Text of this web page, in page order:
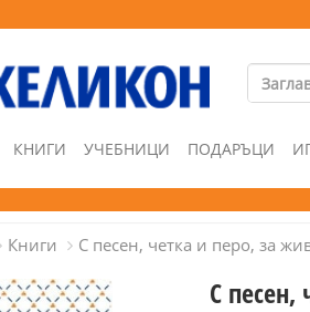
КНИГИ УЧЕБНИЦИ ПОДАРЪЦИ
Книги С песен, четка и перо, за
С песен,